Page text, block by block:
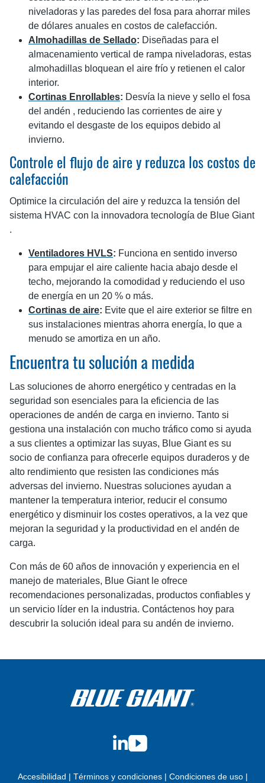
niveladoras y las paredes del fosa para ahorrar miles
de dólares anuales en costos de calefacción.
Almohadillas de Sellado: Diseñadas para el
almacenamiento vertical de rampa niveladoras, estas
almohadillas bloquean el aire frío y retienen el calor
interior.
Cortinas Enrollables: Desvía la nieve y sello el fosa
del andén , reduciendo las corrientes de aire y
evitando el desgaste de los equipos debido al
invierno.
Controle el flujo de aire y reduzca los costos de
calefacción
Optimice la circulación del aire y reduzca la tensión del
sistema HVAC con la innovadora tecnología de Blue Giant
.
Ventiladores HVLS: Funciona en sentido inverso
para empujar el aire caliente hacia abajo desde el
techo, mejorando la comodidad y reduciendo el uso
de energía en un 20 % o más.
Cortinas de aire: Evite que el aire exterior se filtre en
sus instalaciones mientras ahorra energía, lo que a
menudo se amortiza en un año.
Encuentra tu solución a medida
Las soluciones de ahorro energético y centradas en la
seguridad son esenciales para la eficiencia de las
operaciones de andén de carga en invierno. Tanto si
gestiona una instalación con mucho tráfico como si ayuda
a sus clientes a optimizar las suyas, Blue Giant es su
socio de confianza para ofrecerle equipos duraderos y de
alto rendimiento que resisten las condiciones más
adversas del invierno. Nuestras soluciones ayudan a
mantener la temperatura interior, reducir el consumo
energético y disminuir los costes operativos, a la vez que
mejoran la seguridad y la productividad en el andén de
carga.
Con más de 60 años de innovación y experiencia en el
manejo de materiales, Blue Giant le ofrece
recomendaciones personalizadas, productos confiables y
un servicio líder en la industria. Contáctenos hoy para
descubrir la solución ideal para su andén de invierno.
LinkedIn
YouTube
Accesibilidad | Términos y condiciones| Condiciones de uso|